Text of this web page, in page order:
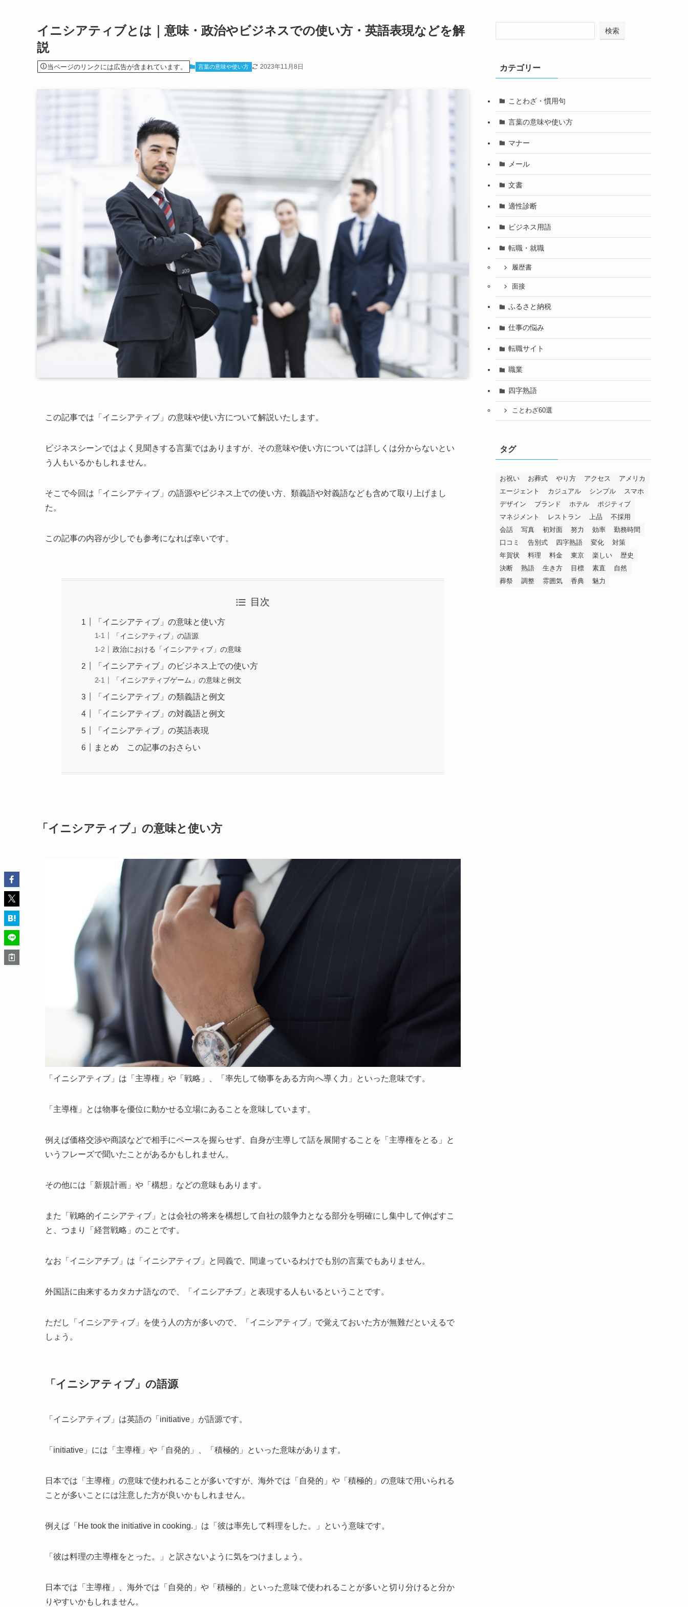
イニシアティブとは｜意味・政治やビジネスでの使い方・英語表現などを解
説
当ページのリンクには広告が含まれています。 言葉の意味や使い方 2023年11月8日
この記事では「イニシアティブ」の意味や使い方について解説いたします。
ビジネスシーンではよく見聞きする言葉ではありますが、その意味や使い方については詳しくは分からないとい
う人もいるかもしれません。
そこで今回は「イニシアティブ」の語源やビジネス上での使い方、類義語や対義語なども含めて取り上げまし
た。
この記事の内容が少しでも参考になれば幸いです。
目次
「イニシアティブ」の意味と使い方
「イニシアティブ」の語源
政治における「イニシアティブ」の意味
「イニシアティブ」のビジネス上での使い方
「イニシアティブゲーム」の意味と例文
「イニシアティブ」の類義語と例文
「イニシアティブ」の対義語と例文
「イニシアティブ」の英語表現
まとめ この記事のおさらい
「イニシアティブ」の意味と使い方
「イニシアティブ」は「主導権」や「戦略」、「率先して物事をある方向へ導く力」といった意味です。
「主導権」とは物事を優位に動かせる立場にあることを意味しています。
例えば価格交渉や商談などで相手にペースを握らせず、自身が主導して話を展開することを「主導権をとる」と
いうフレーズで聞いたことがあるかもしれません。
その他には「新規計画」や「構想」などの意味もあります。
また「戦略的イニシアティブ」とは会社の将来を構想して自社の競争力となる部分を明確にし集中して伸ばすこ
と、つまり「経営戦略」のことです。
なお「イニシアチブ」は「イニシアティブ」と同義で、間違っているわけでも別の言葉でもありません。
外国語に由来するカタカナ語なので、「イニシアチブ」と表現する人もいるということです。
ただし「イニシアティブ」を使う人の方が多いので、「イニシアティブ」で覚えておいた方が無難だといえるで
しょう。
「イニシアティブ」の語源
「イニシアティブ」は英語の「initiative」が語源です。
「initiative」には「主導権」や「自発的」、「積極的」といった意味があります。
日本では「主導権」の意味で使われることが多いですが、海外では「自発的」や「積極的」の意味で用いられる
ことが多いことには注意した方が良いかもしれません。
例えば「He took the initiative in cooking.」は「彼は率先して料理をした。」という意味です。
「彼は料理の主導権をとった。」と訳さないように気をつけましょう。
日本では「主導権」、海外では「自発的」や「積極的」といった意味で使われることが多いと切り分けると分か
りやすいかもしれません。
検索
カテゴリー
ことわざ・慣用句
言葉の意味や使い方
マナー
メール
文書
適性診断
ビジネス用語
転職・就職
履歴書
面接
ふるさと納税
仕事の悩み
転職サイト
職業
四字熟語
ことわざ60選
タグ
お祝い お葬式 やり方 アクセス
アメリカ
エージェント
カジュアル シンプル
スマホ
デザイン
ブランド ホテル
ポジティブ
マネジメント
レストラン 上品
不採用
会話
写真 初対面 努力 効率
勤務時間
口コミ
告別式 四字熟語 変化
対策
年賀状
料理 料金 東京 楽しい
歴史
決断
熟語 生き方 目標 素直
自然
葬祭
調整 雰囲気 香典 魅力